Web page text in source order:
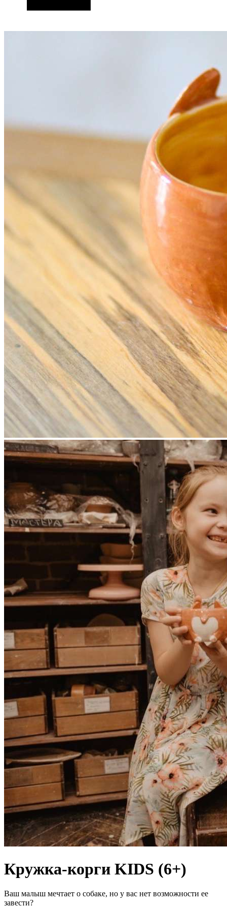
Кружка-корги KIDS (6+)
Ваш малыш мечтает о собаке, но у вас нет возможности ее
завести?